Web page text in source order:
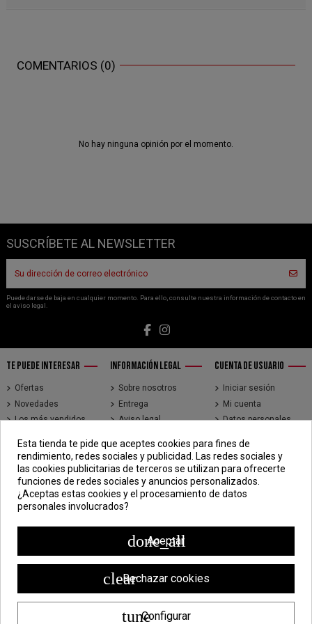
COMENTARIOS (0)
No hay ninguna opinión por el momento.
SUSCRÍBETE AL NEWSLETTER
Puede darse de baja en cualquier momento. Para ello, consulte nuestra información de contacto en
el aviso legal.
TE PUEDE INTERESAR
Ofertas
Novedades
Los más vendidos
INFORMACIÓN LEGAL
Sobre nosotros
Entrega
Aviso legal
condiciones de uso
Pago seguro
CUENTA DE USUARIO
Iniciar sesión
Mi cuenta
Datos personales
Direcciones
Seguimiento de
pedidos de clientes
invitados
CONTÁCTENOS
CDV - Componentes Diesel Vidal
998 304 695 | 988 338 835
Esta tienda te pide que aceptes cookies para fines de
rendimiento, redes sociales y publicidad. Las redes sociales y
las cookies publicitarias de terceros se utilizan para ofrecerte
funciones de redes sociales y anuncios personalizados.
¿Aceptas estas cookies y el procesamiento de datos
personales involucrados?
done_all
Aceptar
clearRechazar cookies
tuneConfigurar